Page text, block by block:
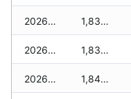
2026-06-07 1,830 zł
2026-06-06 1,830 zł
2026-06-05 1,840 zł